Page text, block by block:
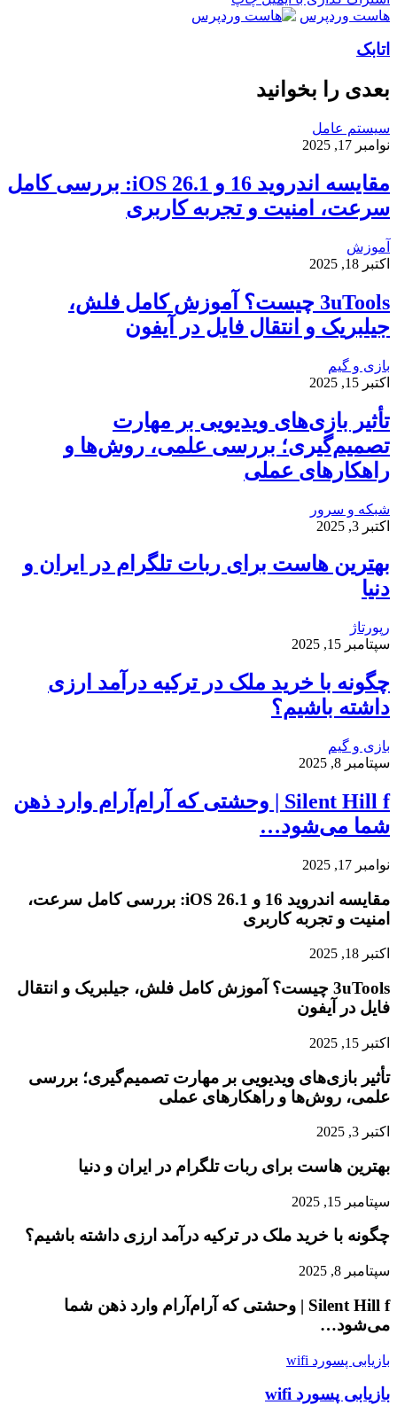
هاست وردپرس
اتابک
بعدی را بخوانید
سیستم عامل
نوامبر 17, 2025
مقایسه اندروید 16 و iOS 26.1: بررسی کامل
سرعت، امنیت و تجربه کاربری
آموزش
اکتبر 18, 2025
3uTools چیست؟ آموزش کامل فلش،
جیلبریک و انتقال فایل در آیفون
بازی و گیم
اکتبر 15, 2025
تأثیر بازی‌های ویدیویی بر مهارت
تصمیم‌گیری؛ بررسی علمی، روش‌ها و
راهکارهای عملی
شبکه و سرور
اکتبر 3, 2025
بهترین هاست برای ربات تلگرام در ایران و
دنیا
رپورتاژ
سپتامبر 15, 2025
چگونه با خرید ملک در ترکیه درآمد ارزی
داشته باشیم؟
بازی و گیم
سپتامبر 8, 2025
Silent Hill f | وحشتی که آرام‌آرام وارد ذهن
شما می‌شود…
نوامبر 17, 2025
مقایسه اندروید 16 و iOS 26.1: بررسی کامل سرعت،
امنیت و تجربه کاربری
اکتبر 18, 2025
3uTools چیست؟ آموزش کامل فلش، جیلبریک و انتقال
فایل در آیفون
اکتبر 15, 2025
تأثیر بازی‌های ویدیویی بر مهارت تصمیم‌گیری؛ بررسی
علمی، روش‌ها و راهکارهای عملی
اکتبر 3, 2025
بهترین هاست برای ربات تلگرام در ایران و دنیا
سپتامبر 15, 2025
چگونه با خرید ملک در ترکیه درآمد ارزی داشته باشیم؟
سپتامبر 8, 2025
Silent Hill f | وحشتی که آرام‌آرام وارد ذهن شما
می‌شود…
بازیابی پسورد wifi
بازیابی پسورد wifi